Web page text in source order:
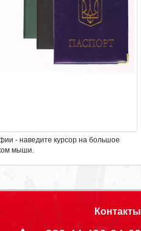
- наведите курсор на большое
мыши.
Контакты